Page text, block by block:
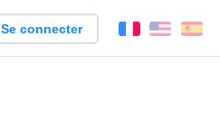
Se connecter FrançaisEnglish